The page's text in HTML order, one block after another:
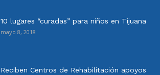
10 lugares “curadas” para niños en Tijuana
mayo 8, 2018
Reciben Centros de Rehabilitación apoyos